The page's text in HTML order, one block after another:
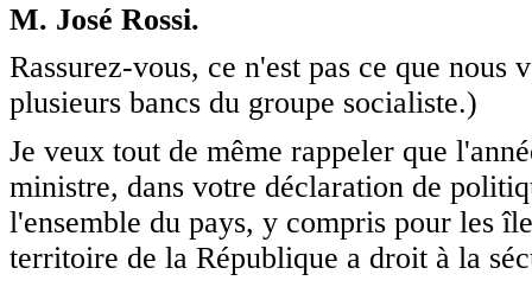
M. José Rossi.
Rassurez-vous, ce n'est pas ce que
plusieurs bancs du groupe socialiste.)
Je veux tout de même rappeler que
ministre, dans votre déclaration de
l'ensemble du pays, y compris pour les
territoire de la République a droit à la